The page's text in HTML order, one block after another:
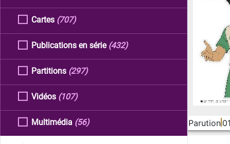
Cartes (707)
Publications en série (432)
Partitions (297)
Vidéos (107)
Multimédia (56) Parution